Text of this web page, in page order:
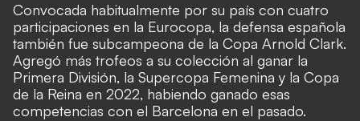
Convocada habitualmente por su país con cuatro
participaciones en la Eurocopa, la defensa española
también fue subcampeona de la Copa Arnold Clark.
Agregó más trofeos a su colección al ganar la
Primera División, la Supercopa Femenina y la Copa
de la Reina en 2022, habiendo ganado esas
competencias con el Barcelona en el pasado.